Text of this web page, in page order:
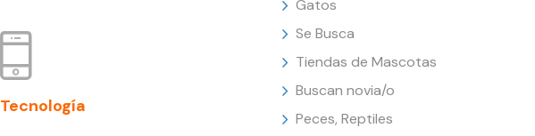
Tecnología
Gatos
Se Busca
Tiendas de Mascotas
Buscan novia/o
Peces, Reptiles